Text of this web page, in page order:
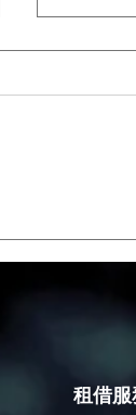
同聲傳
會議首
租借服